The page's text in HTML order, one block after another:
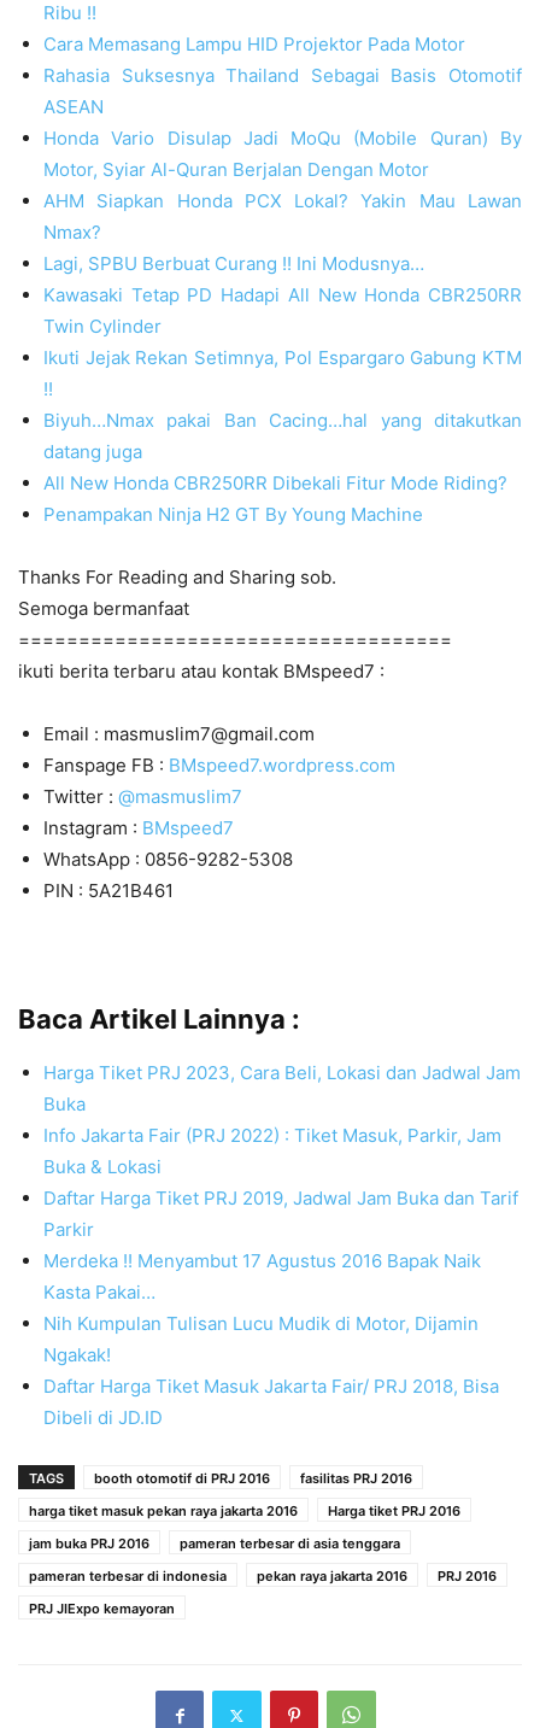
Ribu !!
Cara Memasang Lampu HID Projektor Pada Motor
Rahasia Suksesnya Thailand Sebagai Basis Otomotif
ASEAN
Honda Vario Disulap Jadi MoQu (Mobile Quran) By
Motor, Syiar Al-Quran Berjalan Dengan Motor
AHM Siapkan Honda PCX Lokal? Yakin Mau Lawan
Nmax?
Lagi, SPBU Berbuat Curang !! Ini Modusnya…
Kawasaki Tetap PD Hadapi All New Honda CBR250RR
Twin Cylinder
Ikuti Jejak Rekan Setimnya, Pol Espargaro Gabung KTM
!!
Biyuh…Nmax pakai Ban Cacing…hal yang ditakutkan
datang juga
All New Honda CBR250RR Dibekali Fitur Mode Riding?
Penampakan Ninja H2 GT By Young Machine
Thanks For Reading and Sharing sob.
Semoga bermanfaat
====================================
ikuti berita terbaru atau kontak BMspeed7 :
Email : masmuslim7@gmail.com
Fanspage FB : BMspeed7.wordpress.com
Twitter : @masmuslim7
Instagram : BMspeed7
WhatsApp : 0856-9282-5308
PIN : 5A21B461
Baca Artikel Lainnya :
Harga Tiket PRJ 2023, Cara Beli, Lokasi dan Jadwal Jam
Buka
Info Jakarta Fair (PRJ 2022) : Tiket Masuk, Parkir, Jam
Buka & Lokasi
Daftar Harga Tiket PRJ 2019, Jadwal Jam Buka dan Tarif
Parkir
Merdeka !! Menyambut 17 Agustus 2016 Bapak Naik
Kasta Pakai…
Nih Kumpulan Tulisan Lucu Mudik di Motor, Dijamin
Ngakak!
Daftar Harga Tiket Masuk Jakarta Fair/ PRJ 2018, Bisa
Dibeli di JD.ID
TAGS booth otomotif di PRJ 2016
fasilitas PRJ 2016
harga tiket masuk pekan raya jakarta 2016
Harga tiket PRJ 2016
jam buka PRJ 2016
pameran terbesar di asia tenggara
pameran terbesar di indonesia
pekan raya jakarta 2016
PRJ 2016
PRJ JIExpo kemayoran